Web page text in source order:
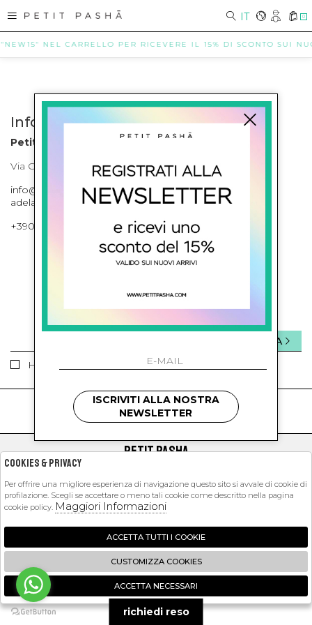
IT 0
NEL CARRELLO PER RICEVERE IL 15% DI SCONTO SUI
Info contatti
Petit Pasha
Via Cilea, 255 Napoli Corso Umberto I 301 Napoli
info@petitpasha.com, petitpasha@hotmail.it,
adelaide.petitpasha@hotmail.com
+39081643421 , +390812351280
ISCRIVITI ALLA NEWSLETTER
Ho letto ed accettato le condizioni sulla privacy.
INVIA
kids
PETIT PASHA
EXTRA
2026 Petit Pasha - P.iva : 09423341214 Powered by
Zucchetti
🍪
ISCRIVITI ALLA NOSTRA
NEWSLETTER
richiedi reso
Cookies & Privacy
Per offrire una migliore esperienza di navigazione questo sito si avvale di cookie di
profilazione. Scegli se accettare o meno tali cookie come descritto nella pagina
cookie policy. Maggiori Informazioni
ACCETTA TUTTI I COOKIE
CUSTOMIZZA COOKIES
ACCETTA NECESSARI